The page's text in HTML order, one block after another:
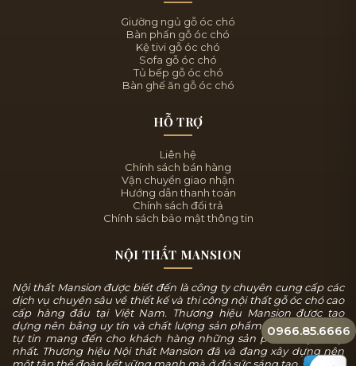
0966.85.6666
Giường ngủ gỗ óc chó
Bàn phấn gỗ óc chó
Kệ tivi gỗ óc chó
Sofa gỗ óc chó
Tủ bếp gỗ óc chó
Bàn ghế ăn gỗ óc chó
HỖ TRỢ
Liên hệ
Chính sách bán hàng
Vận chuyển giao nhận
Hướng dẫn thanh toán
Chính sách đổi trả
Chính sách bảo mật thông tin
NỘI THẤT MANSION
Nội thất Mansion được biết đến là công ty chuyên cung cấp các
dịch vụ chuyên sâu về thiết kế và thi công nội thất gỗ óc chó cao
cấp hàng đầu tại Việt Nam. Thương hiệu Mansion được tạo
dựng nên bằng uy tín và chất lượng sản phẩm, chúng tôi luôn
tự tin mang đến cho khách hàng những sản phẩm tuyệt mỹ
nhất. Thương hiệu Nội thất Mansion đã và đang xây dựng nên
một tập thể đoàn kết vững mạnh mà ở đó sức sáng tạo, sự năng